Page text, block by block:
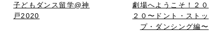
子どもダンス留学@神
戸2020
劇場へようこそ！２０
２０〜ドント・ストッ
プ・ダンシング編〜